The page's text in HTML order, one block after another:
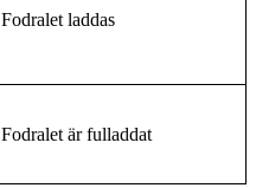
Fodralet laddas
Fodralet är fulladdat